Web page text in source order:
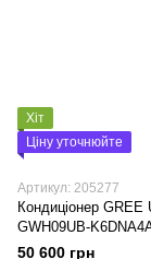
Хіт
Ціну уточнюйте
Артикул: 205277
Кондиціонер GREE
GWH09UB-
50 600 грн